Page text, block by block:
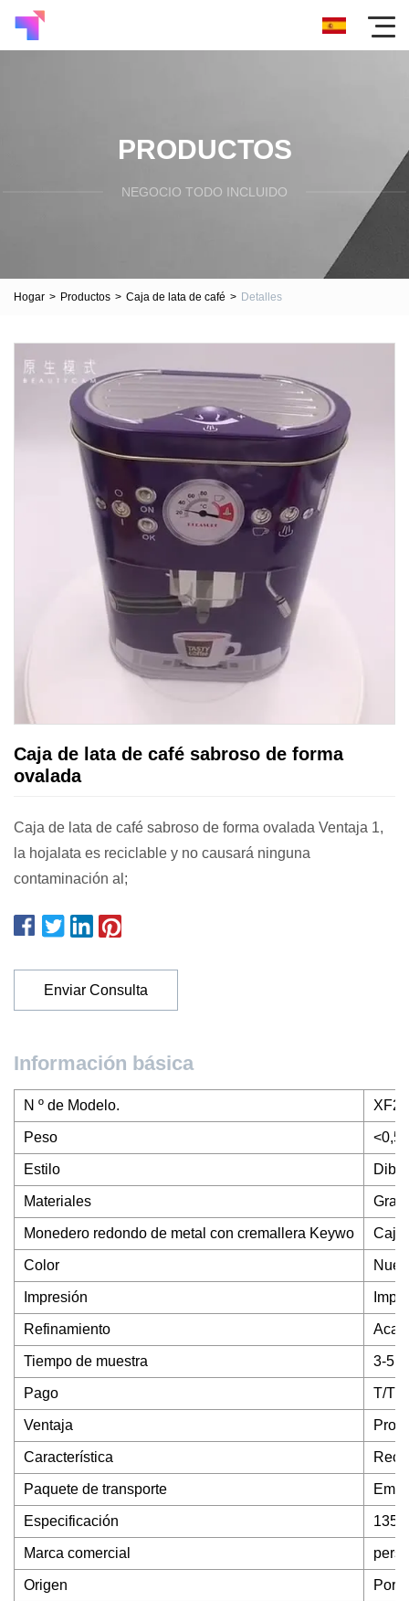
PRODUCTOS
NEGOCIO TODO INCLUIDO
Hogar > Productos > Caja de lata de café > Detalles
Caja de lata de café sabroso de forma
ovalada
Caja de lata de café sabroso de forma ovalada Ventaja 1,
la hojalata es reciclable y no causará ninguna
contaminación al;
Enviar Consulta
Información básica
N º de Modelo.
Peso <0,5
Estilo
Materiales
Monedero redondo de metal con cremallera Keywo Caja
Color
Impresión
Refinamiento
Tiempo de muestra 3-5
Pago T/T
Ventaja
Característica
Paquete de transporte
Especificación 135
Marca comercial
Origen